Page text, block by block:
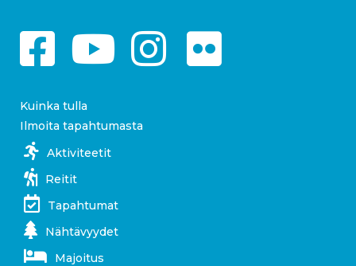
Kuinka tulla
Ilmoita tapahtumasta
Aktiviteetit
Reitit
Tapahtumat
Nähtävyydet
Majoitus